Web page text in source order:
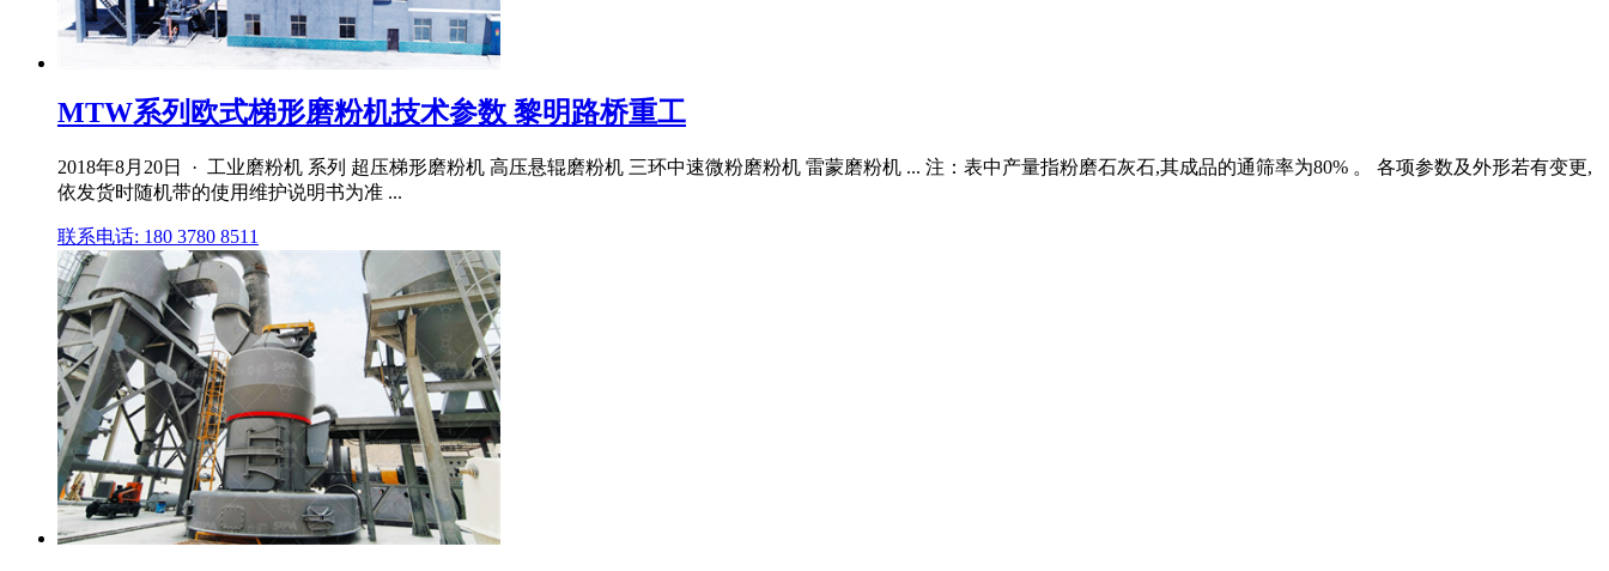
MTW系列欧式梯形磨粉机技术参数 黎明路桥重工
2018年8月20日 · 工业磨粉机 系列 超压梯形磨粉机 高压悬辊磨粉机 三环中速微粉磨粉机 雷蒙磨粉机 ... 注：表中产量指粉磨石灰石,其成品的通筛率为80% 。 各项参数及外形若有变更,
依发货时随机带的使用维护说明书为准 ...
联系电话: 180 3780 8511